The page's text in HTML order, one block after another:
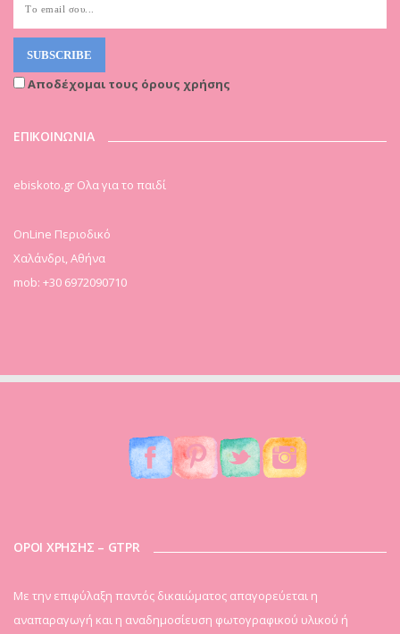
Αποδέχομαι τους όρους χρήσης
ΕΠΙΚΟΙΝΩΝΙΑ
ebiskoto.gr Ολα για το παιδί
OnLine Περιοδικό
Χαλάνδρι, Αθήνα
mob: +30 6972090710
ΟΡΟΙ ΧΡΗΣΗΣ – GTPR
Mε την επιφύλαξη παντός δικαιώματος απαγορεύεται η
αναπαραγωγή και η αναδημοσίευση φωτογραφικού υλικού ή